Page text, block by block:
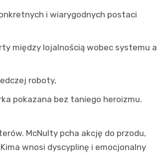
i wiarygodnych postaci
między lojalnością wobec systemu a
roboty,
pokazana bez taniego heroizmu.
McNulty pcha akcję do przodu,
wnosi dyscyplinę i emocjonalny